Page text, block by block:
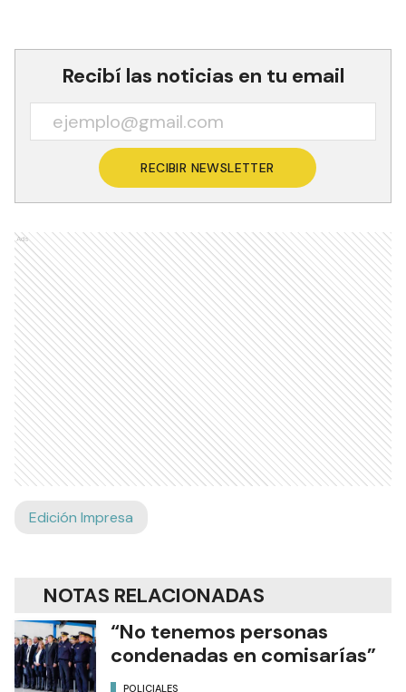
Recibí las noticias en tu email
RECIBIR NEWSLETTER
Ads
Edición Impresa
NOTAS RELACIONADAS
“No tenemos personas
condenadas en comisarías”
POLICIALES